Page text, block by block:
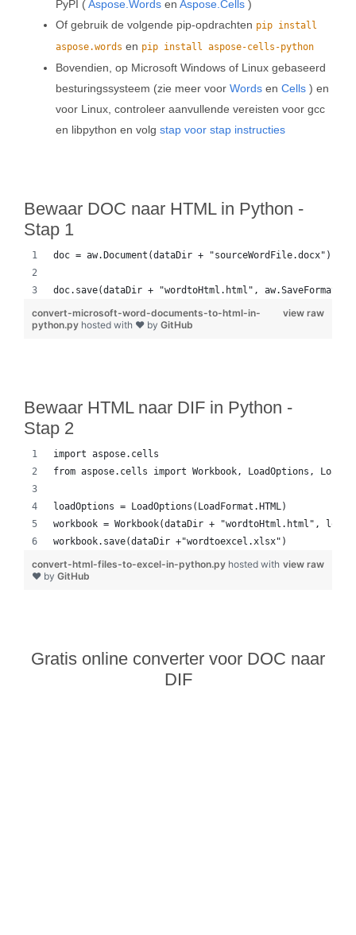
PyPI (Aspose.Words en Aspose.Cells )
Of gebruik de volgende pip-opdrachten pip install
aspose.words en pip install aspose-cells-python
Bovendien, op Microsoft Windows of Linux gebaseerd
besturingssysteem (zie meer voor Words en Cells ) en
voor Linux, controleer aanvullende vereisten voor gcc
en libpython en volg stap voor stap instructies
Bewaar DOC naar HTML in Python -
Stap 1
doc = aw.Document(dataDir + "sourceWordFile.docx")
doc.save(dataDir + "wordtoHtml.html",
view raw
convert-microsoft-word-documents-to-html-in-
python.py hosted with ❤ by GitHub
Bewaar HTML naar DIF in Python -
Stap 2
import aspose.cells
from aspose.cells import Workbook, LoadOptions,
loadOptions = LoadOptions(LoadFormat.HTML)
workbook = Workbook(dataDir + "wordtoHtml.html",
workbook.save(dataDir +"wordtoexcel.xlsx")
view raw
convert-html-files-to-excel-in-python.py hosted with
❤ by GitHub
Gratis online converter voor DOC naar
DIF